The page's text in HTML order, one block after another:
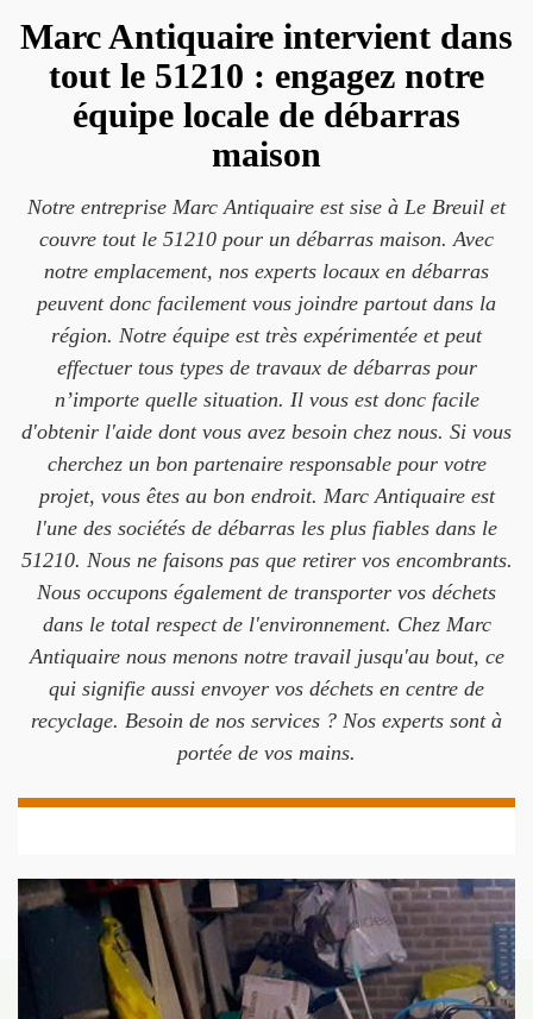
Marc Antiquaire intervient dans
tout le 51210 : engagez notre
équipe locale de débarras
maison
Notre entreprise Marc Antiquaire est sise à Le Breuil et
couvre tout le 51210 pour un débarras maison. Avec
notre emplacement, nos experts locaux en débarras
peuvent donc facilement vous joindre partout dans la
région. Notre équipe est très expérimentée et peut
effectuer tous types de travaux de débarras pour
n’importe quelle situation. Il vous est donc facile
d'obtenir l'aide dont vous avez besoin chez nous. Si vous
cherchez un bon partenaire responsable pour votre
projet, vous êtes au bon endroit. Marc Antiquaire est
l'une des sociétés de débarras les plus fiables dans le
51210. Nous ne faisons pas que retirer vos encombrants.
Nous occupons également de transporter vos déchets
dans le total respect de l'environnement. Chez Marc
Antiquaire nous menons notre travail jusqu'au bout, ce
qui signifie aussi envoyer vos déchets en centre de
recyclage. Besoin de nos services ? Nos experts sont à
portée de vos mains.